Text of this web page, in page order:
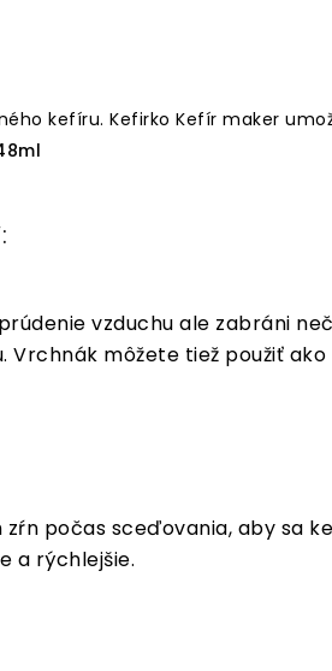
kefíru. Kefirko Kefír maker
:
vzduchu ale zabráni
môžete tiež použiť
počas sceďovania, aby sa
a rýchlejšie.